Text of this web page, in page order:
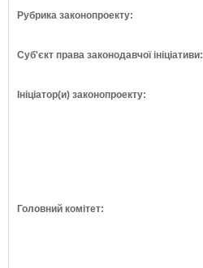
Рубрика законопроекту:
Суб'єкт права законодавчої ініціативи:
Ініціатор(и) законопроекту:
Головний комітет: